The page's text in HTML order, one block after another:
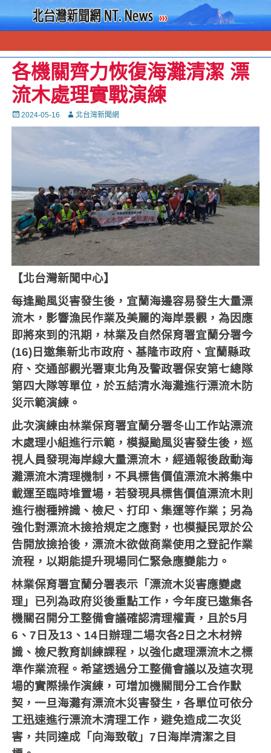
各機關齊力恢復海灘清潔 漂
流木處理實戰演練
Posted
on
2024-05-16 Autor北台灣新聞網
【北台灣新聞中心】
每逢颱風災害發生後，宜蘭海邊容易發生大量漂
流木，影響漁民作業及美麗的海岸景觀，為因應
即將來到的汛期，林業及自然保育署宜蘭分署今
(16) 日邀集新北市政府、基隆市政府、宜蘭縣政
府、交通部觀光署東北角及警政署保安第七總隊
第四大隊等單位，於五結清水海灘進行漂流木防
災示範演練。
此次演練由林業保育署宜蘭分署冬山工作站漂流
木處理小組進行示範，模擬颱風災害發生後，巡
視人員發現海岸線大量漂流木，經通報後啟動海
灘漂流木清理機制，不具標售價值漂流木將集中
載運至臨時堆置場，若發現具標售價值漂流木則
進行樹種辨識、檢尺、打印、集運等作業；另為
強化對漂流木撿拾規定之應對，也模擬民眾於公
告開放撿拾後，漂流木欲做商業使用之登記作業
流程，以期能提升現場同仁緊急應變能力。
林業保育署宜蘭分署表示「漂流木災害應變處
理」已列為政府災後重點工作，今年度已邀集各
機關召開分工整備會議確認清理權責，且於5月
6 、7 日及13 、 14 日辦理二場次各2 日之木材辨
識、檢尺教育訓練課程，以強化處理漂流木之標
準作業流程。希望透過分工整備會議以及這次現
場的實際操作演練，可增加機關間分工合作默
契，一旦海灘有漂流木災害發生，各單位可依分
工迅速進行漂流木清理工作，避免造成二次災
害，共同達成「向海致敬」7 日海岸清潔之目